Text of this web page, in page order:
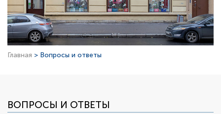
Главная > Вопросы и ответы
ВОПРОСЫ И ОТВЕТЫ